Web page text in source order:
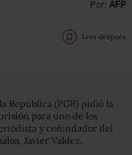
Por: AFP
Leer después
República (PGR) pidió la
para uno de los
y cofundador del
Javier Valdez.